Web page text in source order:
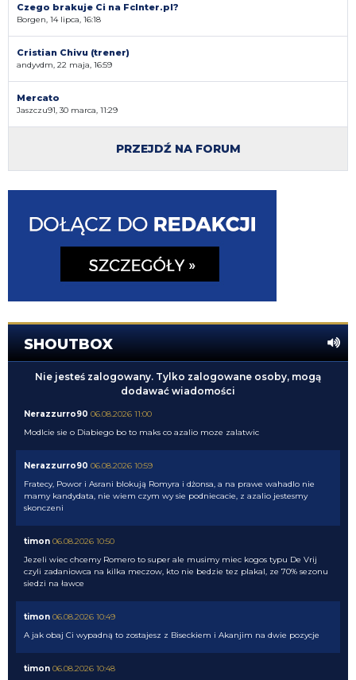
Czego brakuje Ci na FcInter.pl?
Borgen, 14 lipca, 16:18
Cristian Chivu (trener)
andyvdm, 22 maja, 16:59
Mercato
Jaszczu91, 30 marca, 11:29
PRZEJDŹ NA FORUM
SHOUTBOX
Nie jesteś zalogowany. Tylko zalogowane osoby, mogą
dodawać wiadomości
Nerazzurro90 06.08.2026 11:00
Modlcie sie o Diabiego bo to maks co azalio moze zalatwic
Nerazzurro90 06.08.2026 10:59
Fratecy, Powor i Asrani blokują Romyra i dżonsa, a na prawe wahadlo nie
mamy kandydata, nie wiem czym wy sie podniecacie, z azalio jestesmy
skonczeni
timon 06.08.2026 10:50
Jezeli wiec chcemy Romero to super ale musimy miec kogos typu De Vrij
czyli zadaniowca na kilka meczow, kto nie bedzie tez plakal, ze 70% sezonu
siedzi na ławce
timon 06.08.2026 10:49
A jak obaj Ci wypadną to zostajesz z Biseckiem i Akanjim na dwie pozycje
timon 06.08.2026 10:48